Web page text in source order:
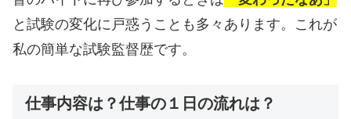
と試験の変化に戸惑うことも多々あります。これが
私の簡単な試験監督歴です。
仕事内容は？仕事の１日の流れは？